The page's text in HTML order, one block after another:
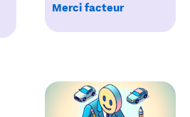
Merci facteur